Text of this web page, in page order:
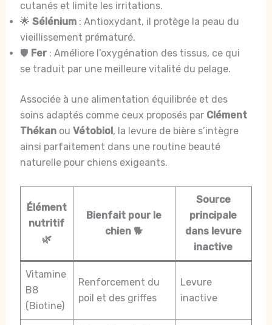
cutanés et limite les irritations.
🌟 Sélénium: Antioxydant, il protège la peau du
vieillissement prématuré.
🛡️ Fer: Améliore l’oxygénation des tissus, ce qui
se traduit par une meilleure vitalité du pelage.
Associée à une alimentation équilibrée et des
soins adaptés comme ceux proposés par Clément
Thékanou Vétobiol , la levure de bière s’intègre
ainsi parfaitement dans une routine beauté
naturelle pour chiens exigeants.
Élément
nutritif
🌿
Bienfait pour le
chien 🐕
Source
principale
dans levure
inactive
Vitamine
B8
(Biotine)
Renforcement du
poil et des griffes
Levure
inactive